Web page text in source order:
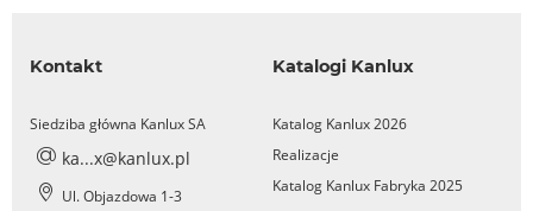
Kontakt
Siedziba główna Kanlux SA
ka...x@kanlux.pl
Ul. Objazdowa 1-3
Katalogi Kanlux
Katalog Kanlux 2026
Realizacje
Katalog Kanlux Fabryka 2025